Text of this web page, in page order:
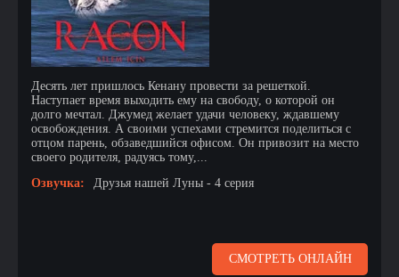
Десять лет пришлось Кенану провести за решеткой.
Наступает время выходить ему на свободу, о которой он
долго мечтал. Джумед желает удачи человеку, ждавшему
освобождения. А своими успехами стремится поделиться с
отцом парень, обзаведшийся офисом. Он привозит на место
своего родителя, радуясь тому,...
Озвучка:
Друзья нашей Луны - 4 серия
СМОТРЕТЬ ОНЛАЙН